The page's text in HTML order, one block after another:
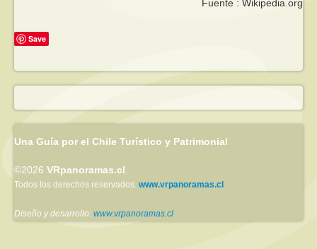
Fuente : Wikipedia.org
Save
Una Guía por el Chile Turístico y Patrimonial
©2026 VRpanoramas.cl
Todos los derechos reservados. www.vrpanoramas.cl
Diseño y desarrollo: www.vrpanoramas.cl